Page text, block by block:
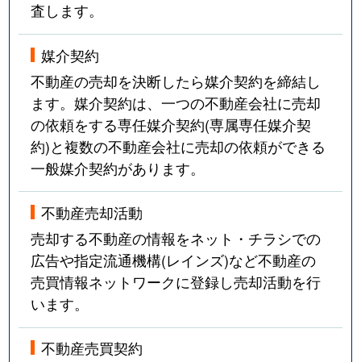
査します。
媒介契約
不動産の売却を決断したら媒介契約を締結し
ます。媒介契約は、一つの不動産会社に売却
の依頼をする専任媒介契約(専属専任媒介契
約)と複数の不動産会社に売却の依頼ができる
一般媒介契約があります。
不動産売却活動
売却する不動産の情報をネット・チラシでの
広告や指定流通機構(レインズ)など不動産の
売買情報ネットワークに登録し売却活動を行
います。
不動産売買契約